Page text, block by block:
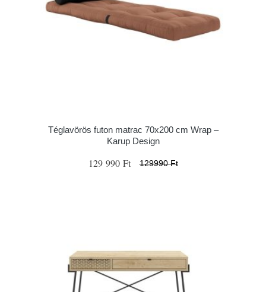
Téglavörös futon matrac 70x200 cm Wrap –
Karup Design
129 990 Ft 129990 Ft